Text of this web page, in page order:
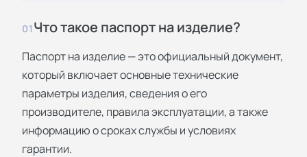
01Что такое паспорт на изделие?
Паспорт на изделие — это официальный документ,
который включает основные технические
параметры изделия, сведения о его
производителе, правила эксплуатации, а также
информацию о сроках службы и условиях
гарантии.